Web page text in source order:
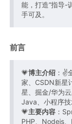
能，打造“指导-
手可及。
前言
💗博主介绍 ：✌
家、CSDN新星
星、掘金/华为
Java、小程序
💗主要内容 ：
PHP、Nodejs